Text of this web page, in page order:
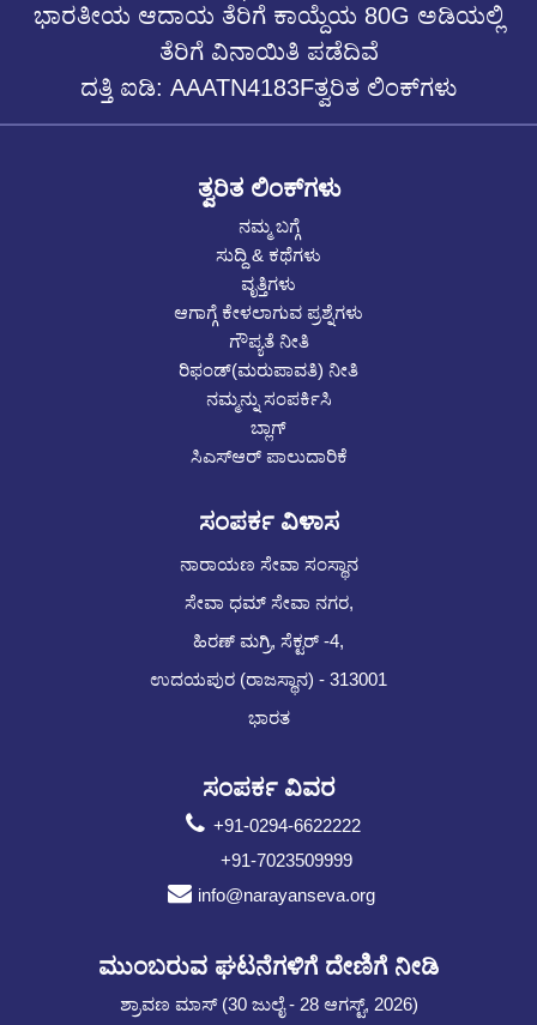
ಭಾರತೀಯ ಆದಾಯ ತೆರಿಗೆ ಕಾಯ್ದೆಯ 80G ಅಡಿಯಲ್ಲಿ
ತೆರಿಗೆ ವಿನಾಯಿತಿ ಪಡೆದಿವೆ
ದತ್ತಿ ಐಡಿ: AAATN4183Fತ್ವರಿತ ಲಿಂಕ್‌ಗಳು
ತ್ವರಿತ ಲಿಂಕ್‌ಗಳು
ನಮ್ಮ ಬಗ್ಗೆ
ಸುದ್ದಿ & ಕಥೆಗಳು
ವೃತ್ತಿಗಳು
ಆಗಾಗ್ಗೆ ಕೇಳಲಾಗುವ ಪ್ರಶ್ನೆಗಳು
ಗೌಪ್ಯತೆ ನೀತಿ
ರಿಫಂಡ್(ಮರುಪಾವತಿ) ನೀತಿ
ನಮ್ಮನ್ನು ಸಂಪರ್ಕಿಸಿ
ಬ್ಲಾಗ್
ಸಿಎಸ್ಆರ್ ಪಾಲುದಾರಿಕೆ
ಸಂಪರ್ಕ ವಿಳಾಸ
ನಾರಾಯಣ ಸೇವಾ ಸಂಸ್ಥಾನ
ಸೇವಾ ಧಮ್ ಸೇವಾ ನಗರ,
ಹಿರಣ್ ಮಗ್ರಿ, ಸೆಕ್ಟರ್ -4,
ಉದಯಪುರ (ರಾಜಸ್ಥಾನ) - 313001
ಭಾರತ
ಸಂಪರ್ಕ ವಿವರ
+91-0294-6622222
+91-7023509999
info@narayanseva.org
ಮುಂಬರುವ ಘಟನೆಗಳಿಗೆ ದೇಣಿಗೆ ನೀಡಿ
ಶ್ರಾವಣ ಮಾಸ್ (30 ಜುಲೈ - 28 ಆಗಸ್ಟ್, 2026)